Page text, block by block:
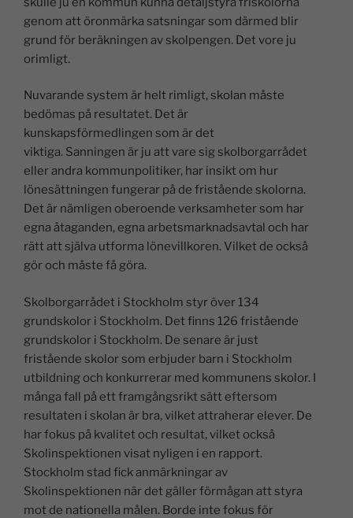
genom att öronmärka satsningar som därmed blir
grund för beräkningen av skolpengen. Det vore ju
orimligt.
Nuvarande system är helt rimligt, skolan måste
bedömas på resultatet. Det är
kunskapsförmedlingen som är det
viktiga. Sanningen är ju att vare sig skolborgarrådet
eller andra kommunpolitiker, har insikt om hur
lönesättningen fungerar på de fristående skolorna.
Det är nämligen oberoende verksamheter som har
egna åtaganden, egna arbetsmarknadsavtal och har
rätt att själva utforma lönevillkoren. Vilket de också
gör och måste få göra.
Skolborgarrådet i Stockholm styr över 134
grundskolor i Stockholm. Det finns 126 fristående
grundskolor i Stockholm. De senare är just
fristående skolor som erbjuder barn i Stockholm
utbildning och konkurrerar med kommunens skolor. I
många fall på ett framgångsrikt sätt eftersom
resultaten i skolan är bra, vilket attraherar elever. De
har fokus på kvalitet och resultat, vilket också
Skolinspektionen visat nyligen i en rapport.
Stockholm stad fick anmärkningar av
Skolinspektionen när det gäller förmågan att styra
mot de nationella målen. Borde inte fokus för